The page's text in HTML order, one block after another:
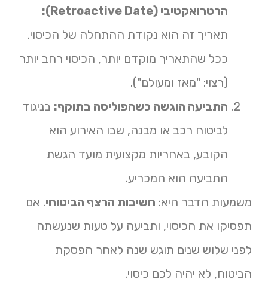
הרטרואקטיבי (Retroactive Date):
תאריך זה הוא נקודת ההתחלה של הכיסוי.
ככל שהתאריך מוקדם יותר, הכיסוי רחב יותר
(רצוי: "מאז ומעולם").
התביעה הוגשה כשהפוליסה בתוקף: בניגוד
לביטוח רכב או מבנה, שבו האירוע הוא
הקובע, באחריות מקצועית מועד הגשת
התביעה הוא המכריע.
משמעות הדבר היא: חשיבות הרצף הביטוחי. אם
תפסיקו את הכיסוי, ותביעה על טעות שנעשתה
לפני שלוש שנים תוגש שנה לאחר הפסקת
הביטוח, לא יהיה לכם כיסוי.